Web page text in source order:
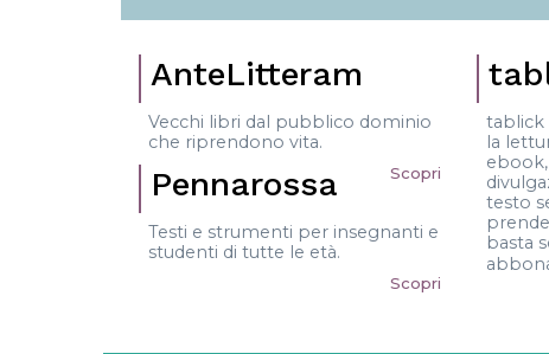
AnteLitteram
Vecchi libri dal pubblico dominio
che riprendono vita.
Scopri
Pennarossa
Testi e strumenti per insegnanti e
studenti di tutte le età.
Scopri
tablick
la
ebook,
testo
basta